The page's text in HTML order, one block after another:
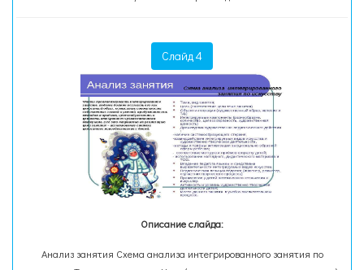
Слайд 4
Описание слайда:
Анализ занятия Схема анализа интегрированного занятия по